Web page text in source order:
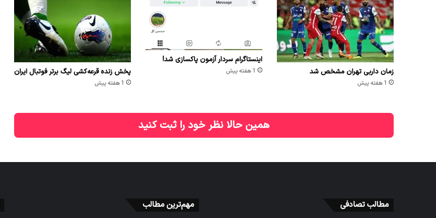
زمان داربی تهران مشخص شد
1 هفته پیش
اینستاگرام سردار آزمون پاکسازی شد!
1 هفته پیش پخش زنده قرعه‌کشی لیگ برتر فوتبال ایران
1 هفته پیش
همین حالا نظر خود را ثبت کنید
مطالب تصادفی مهم‌ترین مطالب